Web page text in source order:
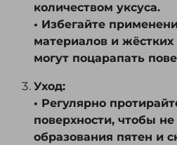
количеством уксуса.
• Избегайте
материалов и
могут поцарапать
Уход:
• Регулярно
поверхности, чтобы не
образования пятен и